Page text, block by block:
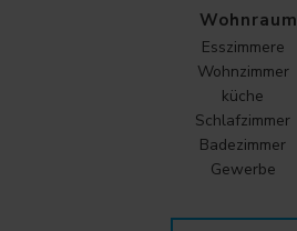
Wohnraum
Esszimmere
Wohnzimmer
küche
Schlafzimmer
Badezimmer
Gewerbe